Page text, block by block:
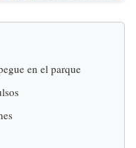
en el parque